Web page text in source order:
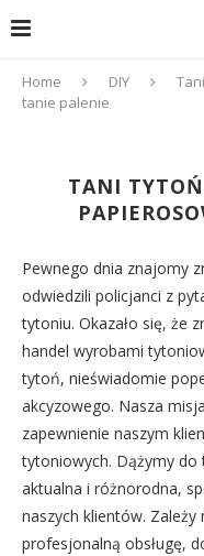
Home DIY
tanie palenie
TANI
Pewnego dnia znajomy
odwiedzili policjanci z
tytoniu. Okazało się, że
handel wyrobami
tytoń, nieświadomie
akcyzowego. Nasza
zapewnienie naszym
tytoniowych. Dążymy do
aktualna i różnorodna,
naszych klientów.
profesjonalną obsługę,